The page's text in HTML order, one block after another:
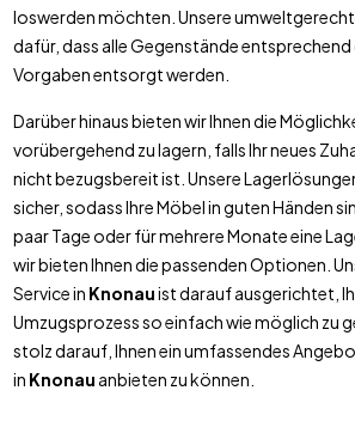
loswerden möchten. Unsere
dafür, dass alle Gegenstände
Vorgaben entsorgt werden.
Darüber hinaus bieten wir Ihnen die
vorübergehend zu lagern, falls Ihr neues
nicht bezugsbereit ist. Unsere
sicher, sodass Ihre Möbel in guten Händen
paar Tage oder für mehrere Monate eine
wir bieten Ihnen die passenden Optionen.
Service in Knonauist darauf ausgerichtet,
Umzugsprozess so einfach wie möglich zu
stolz darauf, Ihnen ein umfassendes
in Knonau anbieten zu können.